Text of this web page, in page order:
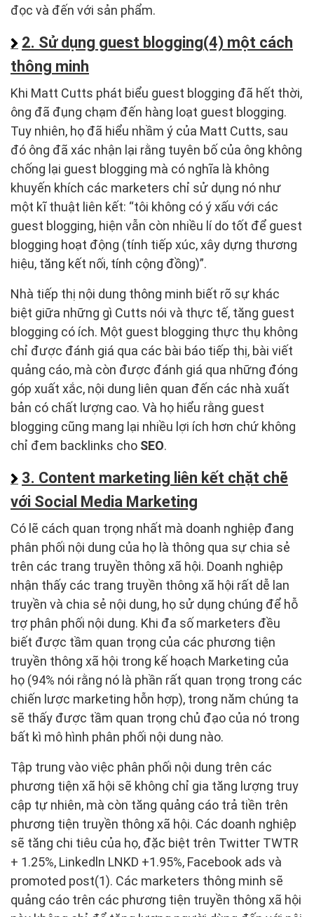
đọc và đến với sản phẩm.
2. Sử dụng guest blogging(4) một cách
thông minh
Khi Matt Cutts phát biểu guest blogging đã hết thời,
ông đã đụng chạm đến hàng loạt guest blogging.
Tuy nhiên, họ đã hiểu nhầm ý của Matt Cutts, sau
đó ông đã xác nhận lại rằng tuyên bố của ông không
chống lại guest blogging mà có nghĩa là không
khuyến khích các marketers chỉ sử dụng nó như
một kĩ thuật liên kết: “tôi không có ý xấu với các
guest blogging, hiện vẫn còn nhiều lí do tốt để guest
blogging hoạt động (tính tiếp xúc, xây dựng thương
hiệu, tăng kết nối, tính cộng đồng)”.
Nhà tiếp thị nội dung thông minh biết rõ sự khác
biệt giữa những gì Cutts nói và thực tế, tăng guest
blogging có ích. Một guest blogging thực thụ không
chỉ được đánh giá qua các bài báo tiếp thị, bài viết
quảng cáo, mà còn được đánh giá qua những đóng
góp xuất xắc, nội dung liên quan đến các nhà xuất
bản có chất lượng cao. Và họ hiểu rằng guest
blogging cũng mang lại nhiều lợi ích hơn chứ không
chỉ đem backlinks cho SEO.
3. Content marketing liên kết chặt chẽ
với Social Media Marketing
Có lẽ cách quan trọng nhất mà doanh nghiệp đang
phân phối nội dung của họ là thông qua sự chia sẻ
trên các trang truyền thông xã hội. Doanh nghiệp
nhận thấy các trang truyền thông xã hội rất dễ lan
truyền và chia sẻ nội dung, họ sử dụng chúng để hỗ
trợ phân phối nội dung. Khi đa số marketers đều
biết được tầm quan trọng của các phương tiện
truyền thông xã hội trong kế hoạch Marketing của
họ (94% nói rằng nó là phần rất quan trọng trong các
chiến lược marketing hỗn hợp), trong năm chúng ta
sẽ thấy được tầm quan trọng chủ đạo của nó trong
bất kì mô hình phân phối nội dung nào.
Tập trung vào việc phân phối nội dung trên các
phương tiện xã hội sẽ không chỉ gia tăng lượng truy
cập tự nhiên, mà còn tăng quảng cáo trả tiền trên
phương tiện truyền thông xã hội. Các doanh nghiệp
sẽ tăng chi tiêu của họ, đặc biệt trên Twitter TWTR
+ 1.25%, Linkedln LNKD +1.95%, Facebook ads và
promoted post(1). Các marketers thông minh sẽ
quảng cáo trên các phương tiện truyền thông xã hội